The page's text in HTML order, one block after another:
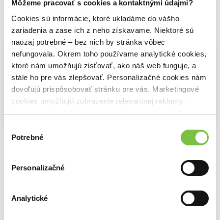
Môžeme pracovať s cookies a kontaktnými údajmi?
Cookies sú informácie, ktoré ukladáme do vášho
zariadenia a zase ich z neho získavame. Niektoré sú
naozaj potrebné – bez nich by stránka vôbec
nefungovala. Okrem toho používame analytické cookies,
ktoré nám umožňujú zisťovať, ako náš web funguje, a
stále ho pre vás zlepšovať. Personalizačné cookies nám
dovoľujú prispôsobovať stránku pre vás. Marketingové
cookies umožňujú zobrazenie relevantnej reklamy.
Niektoré údaje zdieľame aj s tretími stranami. Veľmi by
cookies.
súhlasu
Potrebné
Personalizačné
Analytické
Vybrané pre teba
Slovensko
Monika Srnková